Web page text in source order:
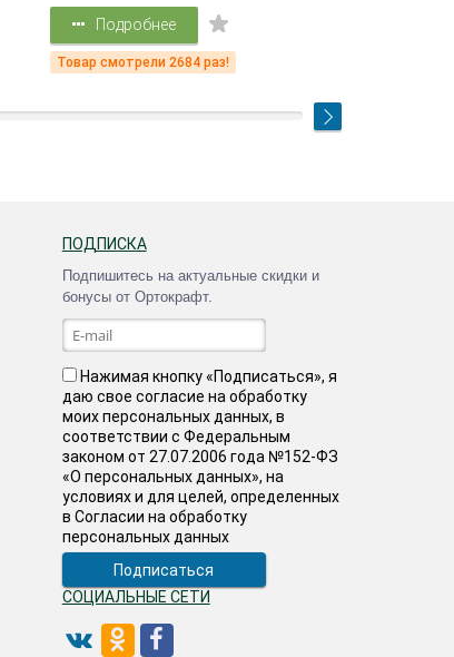
Подробнее
Товар смотрели 2684 раз!
ПОДПИСКА
Подпишитесь на актуальные скидки и
бонусы от Ортокрафт.
Нажимая кнопку «Подписаться», я
даю свое согласие на обработку
моих персональных данных, в
соответствии с Федеральным
законом от 27.07.2006 года №152-ФЗ
«О персональных данных», на
условиях и для целей, определенных
в Согласии на обработку
персональных данных
СОЦИАЛЬНЫЕ СЕТИ